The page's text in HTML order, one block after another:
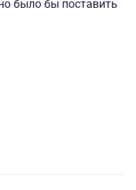
было бы поставить